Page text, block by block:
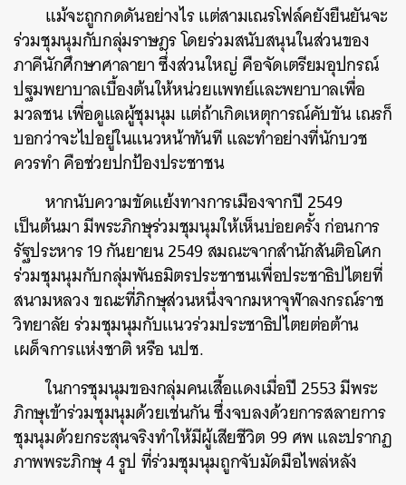
แม้จะถูกกดดันอย่างไรแต่สามเณรโฟล์คยังยืนยันจะ
ร่วมชุมนุมกับกลุ่มราษฎรโดยร่วมสนับสนุนในส่วนของ
ภาคีนักศึกษาศาลายาซึ่งส่วนใหญ่คือจัดเตรียมอุปกรณ์
ปฐมพยาบาลเบื้องต้นให้หน่วยแพทย์และพยาบาลเพื่อ
มวลชนเพื่อดูแลผู้ชุมนุม แต่ถ้าเกิดเหตุการณ์คับขันเณรก็
บอกว่าจะไปอยู่ในแนวหน้าทันทีและทำอย่างที่นักบวช
ควรทำคือช่วยปกป้องประชาชน
หากนับความขัดแย้งทางการเมืองจากปี 2549
เป็นต้นมามีพระภิกษุร่วมชุมนุมให้เห็นบ่อยครั้งก่อนการ
รัฐประหาร19กันยายน2549สมณะจากสำนักสันติอโศก
ร่วมชุมนุมกับกลุ่มพันธมิตรประชาชนเพื่อประชาธิปไตยที่
สนามหลวงขณะที่ภิกษุส่วนหนึ่งจากมหาจุฬาลงกรณ์ราช
วิทยาลัยร่วมชุมนุมกับแนวร่วมประชาธิปไตยต่อต้าน
เผด็จการแห่งชาติหรือนปช.
ในการชุมนุมของกลุ่มคนเสื้อแดงเมื่อปี 2553มีพระ
ภิกษุเข้าร่วมชุมนุมด้วยเช่นกันซึ่งจบลงด้วยการสลายการ
ชุมนุมด้วยกระสุนจริงทำให้มีผู้เสียชีวิต99ศพและปรากฏ
ภาพพระภิกษุ4รูป ที่ร่วมชุมนุมถูกจับมัดมือไพล่หลัง